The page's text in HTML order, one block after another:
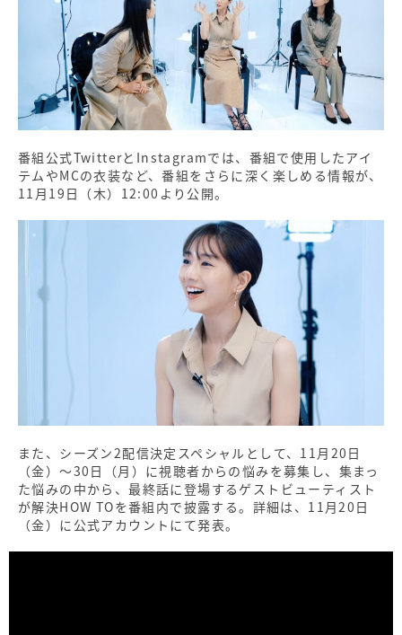
番組公式TwitterとInstagramでは、番組で使用したアイ
テムやMCの衣装など、番組をさらに深く楽しめる情報が、
11月19日（木）12:00より公開。
また、シーズン2配信決定スペシャルとして、11月20日
（金）～30日（月）に視聴者からの悩みを募集し、集まっ
た悩みの中から、最終話に登場するゲストビューティスト
が解決HOW TOを番組内で披露する。詳細は、11月20日
（金）に公式アカウントにて発表。